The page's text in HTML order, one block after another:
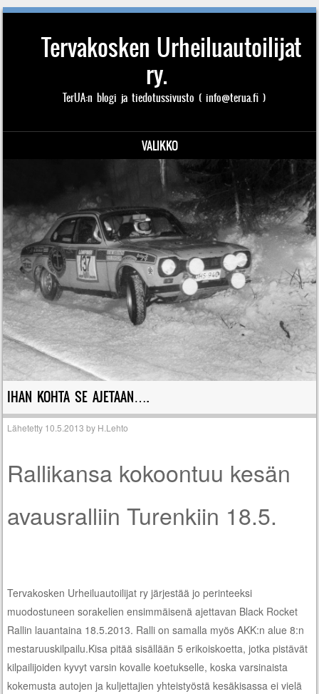
Tervakosken Urheiluautoilijat
ry.
TerUA:n blogi ja tiedotussivusto ( info@terua.fi )
VALIKKO
IHAN KOHTA SE AJETAAN….
Lähetetty 10.5.2013 by H.Lehto
Rallikansa kokoontuu kesän
avausralliin Turenkiin 18.5.
Tervakosken Urheiluautoilijat ry järjestää jo perinteeksi
muodostuneen sorakelien ensimmäisenä ajettavan Black Rocket
Rallin lauantaina 18.5.2013. Ralli on samalla myös AKK:n alue 8:n
mestaruuskilpailu.Kisa pitää sisällään 5 erikoiskoetta, jotka pistävät
kilpailijoiden kyvyt varsin kovalle koetukselle, koska varsinaista
kokemusta autojen ja kuljettajien yhteistyöstä kesäkisassa ei vielä